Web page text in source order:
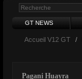
GT NEWS
Accueil V12 GT /
Pagani Huayra